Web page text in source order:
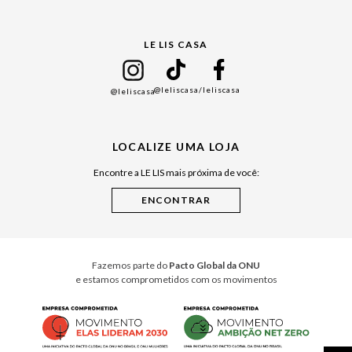
Cuidados Casa
LE LIS CASA
@leliscasa@leliscasa/leliscasa
LOCALIZE UMA LOJA
Encontre a LE LIS mais próxima de você:
Fazemos parte do Pacto Global da ONU
e estamos comprometidos com os movimentos